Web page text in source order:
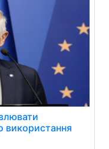
використання